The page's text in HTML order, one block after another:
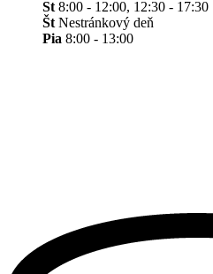
St 8:00 - 12:00, 12:30 - 17:30
Št Nestránkový deň
Pia 8:00 - 13:00